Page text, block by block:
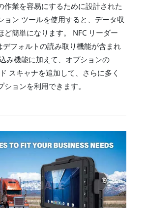
作業を容易にするために設計された
ョン ツールを使用すると、データ収
ど簡単になります。 NFC リーダー
デフォルトの読み取り機能が含まれ
み機能に加えて、オプションの
スキャナを追加して、さらに多く
ョンを利用できます。